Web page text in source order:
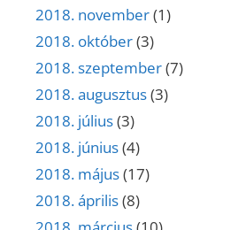
2018. november(1)
2018. október(3)
2018. szeptember(7)
2018. augusztus(3)
2018. július(3)
2018. június(4)
2018. május(17)
2018. április(8)